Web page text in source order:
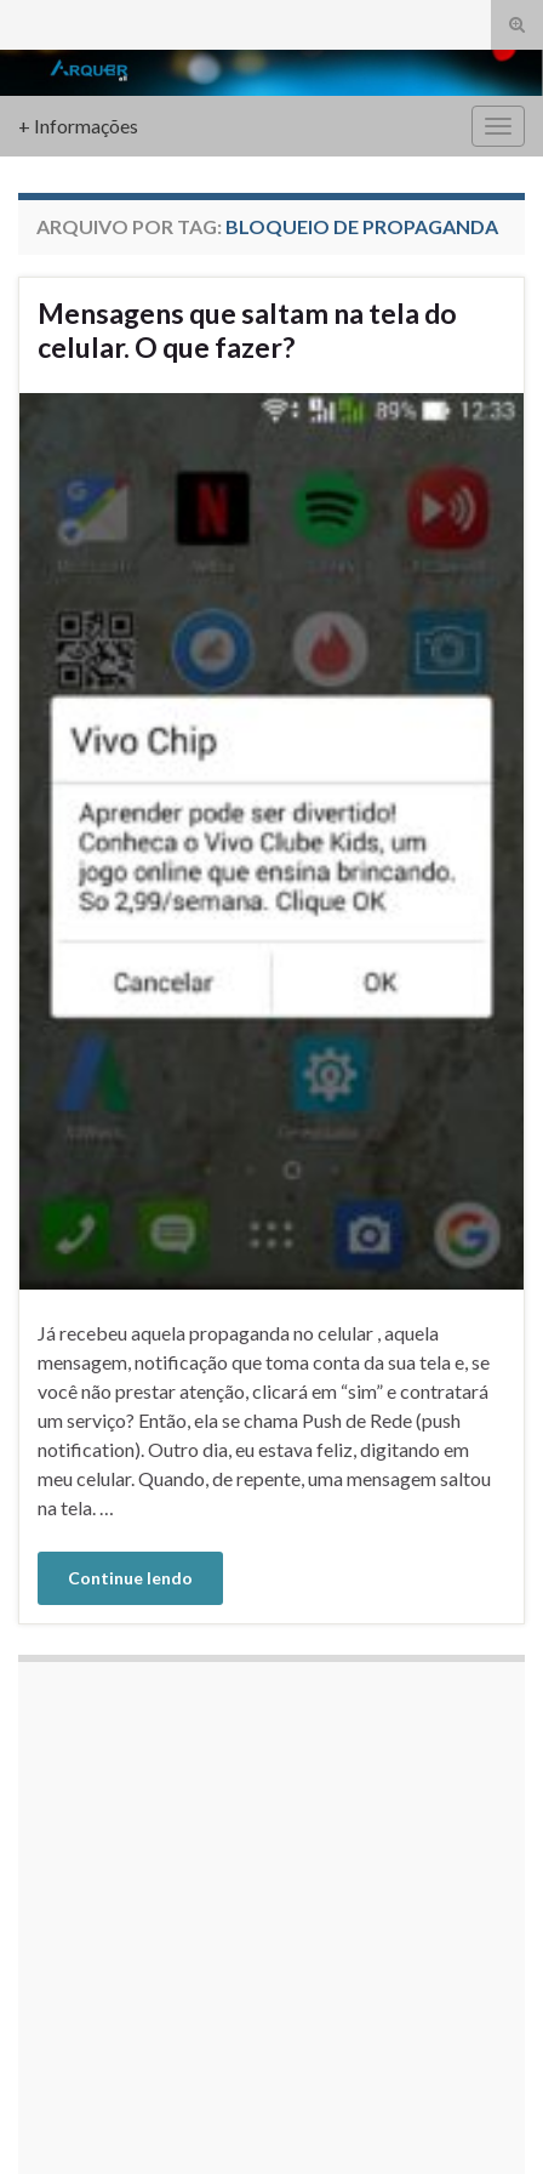
de
Search for:
+ Informações
ARQUIVO POR TAG: BLOQUEIO DE PROPAGANDA
Mensagens que saltam na tela do
celular. O que fazer?
Já recebeu aquela propaganda no celular , aquela
mensagem, notificação que toma conta da sua tela e, se
você não prestar atenção, clicará em “sim” e contratará
um serviço? Então, ela se chama Push de Rede (push
notification). Outro dia, eu estava feliz, digitando em
meu celular. Quando, de repente, uma mensagem saltou
na tela. …
Continue lendo